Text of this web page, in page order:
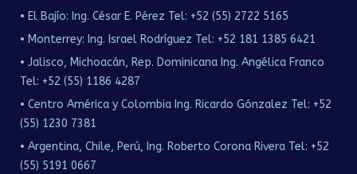
• El Bajío: Ing. César E. Pérez Tel: +52 (55) 2722 5165
• Monterrey: Ing. Israel Rodríguez Tel: +52 181 1385 6421
• Jalisco, Michoacán, Rep. Dominicana Ing. Angélica Franco
Tel: +52 (55) 1186 4287
• Centro América y Colombia Ing. Ricardo Gónzalez Tel: +52
(55) 1230 7381
• Argentina, Chile, Perú, Ing. Roberto Corona Rivera Tel: +52
(55) 5191 0667